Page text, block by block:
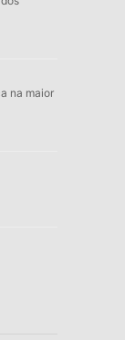
na maior